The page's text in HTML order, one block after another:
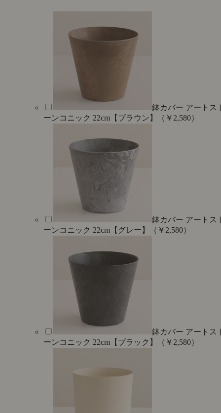
鉢カバー アートス
ーンコニック 22cm【ブラウン】（￥2,580）
鉢カバー アートス
ーンコニック 22cm【グレー】（￥2,580）
鉢カバー アートス
ーンコニック 22cm【ブラック】（￥2,580）